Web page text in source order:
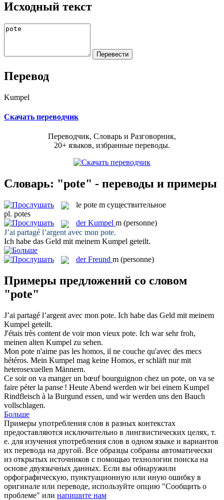
Исходный текст
Перевод
Kumpel
Скачать переводчик
Переводчик, Словарь и Разговорник,
20+ языков, избранные переводы.
Словарь: "pote" - переводы и примеры
le pote m существительное
pl. potes
derKumpel m (personne)
J’ai partagé l’argent avec mon pote.
Ich habe das Geld mit meinem Kumpel geteilt.
derFreund m (personne)
Примеры предложений со словом
"pote"
J’ai partagé l’argent avec mon pote. Ich habe das Geld mit meinem
Kumpel geteilt.
J'étais très content de voir mon vieux pote. Ich war sehr froh,
meinen alten Kumpel zu sehen.
Mon pote n'aime pas les homos, il ne couche qu'avec des mecs
hétéros. Mein Kumpel mag keine Homos, er schläft nur mit
heterosexuellen Männern.
Ce soir on va manger un bœuf bourguignon chez un pote, on va se
faire péter la panse ! Heute Abend werden wir bei einem Kumpel
Rindfleisch à la Burgund essen, und wir werden uns den Bauch
vollschlagen.
Больше
Примеры употребления слов в разных контекстах
предоставляются исключительно в лингвистических целях, т.
е. для изучения употребления слов в одном языке и вариантов
их перевода на другой. Все образцы собраны автоматически
из открытых источников с помощью технологии поиска на
основе двуязычных данных. Если вы обнаружили
орфографическую, пунктуационную или иную ошибку в
оригинале или переводе, используйте опцию "Сообщить о
проблеме" или напишите нам